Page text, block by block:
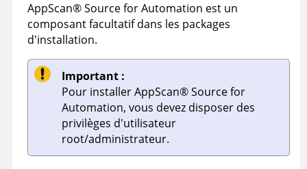
AppScan®Source for Automation est un
composant facultatif dans les packages
d'installation.
Important :
Pour installerAppScan®Source for
Automation, vous devez disposer des
privilèges d'utilisateur
root/administrateur.